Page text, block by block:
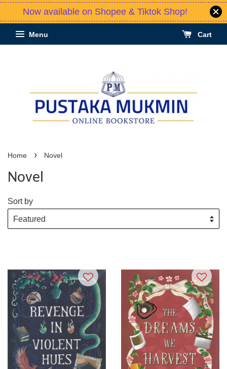
Now available on Shopee & Tiktok Shop!
Menu Cart
Home › Novel
Novel
Sort by